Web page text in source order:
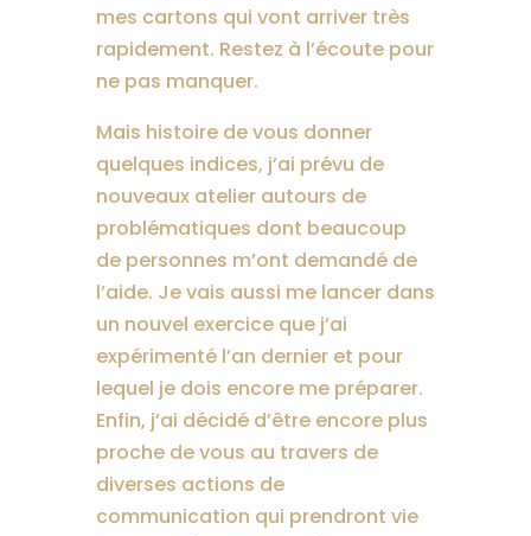
mes cartons qui vont arriver très
rapidement. Restez à l’écoute pour
ne pas manquer.
Mais histoire de vous donner
quelques indices, j’ai prévu de
nouveaux atelier autours de
problématiques dont beaucoup
de personnes m’ont demandé de
l’aide. Je vais aussi me lancer dans
un nouvel exercice que j’ai
expérimenté l’an dernier et pour
lequel je dois encore me préparer.
Enfin, j’ai décidé d’être encore plus
proche de vous au travers de
diverses actions de
communication qui prendront vie